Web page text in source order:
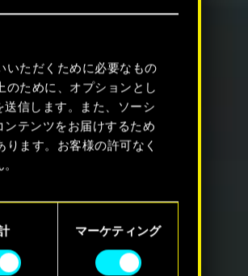
いただくために必要なもの
のために、オプションとし
信します。また、ソーシ
テンツをお届けするため
ます。お客様の許可なく
る詳細は、下記の「設定」
マーケティング